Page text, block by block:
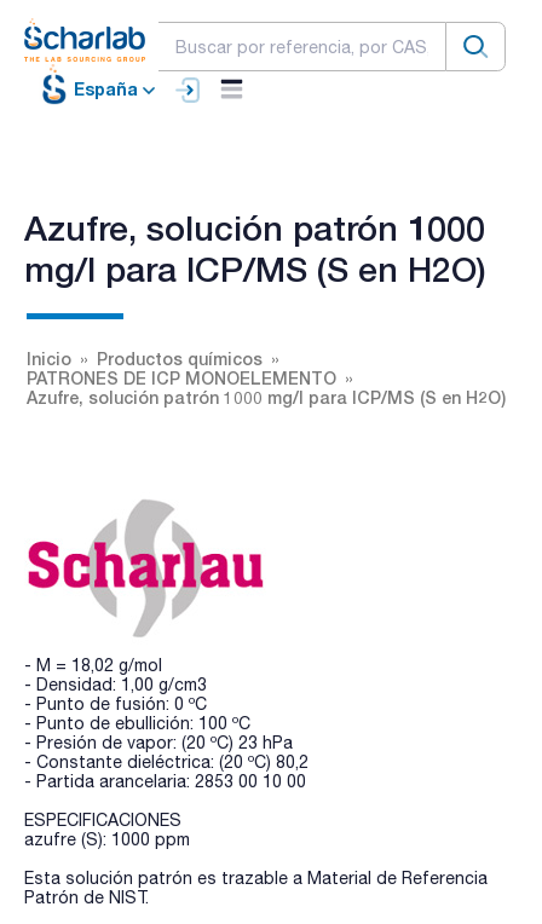
España
Azufre, solución patrón 1000
mg/l para ICP/MS (S en H2O)
Inicio
Productos químicos
PATRONES DE ICP MONOELEMENTO
Azufre, solución patrón 1000 mg/l para ICP/MS (S en H2O)
- M = 18,02 g/mol
- Densidad: 1,00 g/cm3
- Punto de fusión: 0 ºC
- Punto de ebullición: 100 ºC
- Presión de vapor: (20 ºC) 23 hPa
- Constante dieléctrica: (20 ºC) 80,2
- Partida arancelaria: 2853 00 10 00
ESPECIFICACIONES
azufre (S): 1000 ppm
Esta solución patrón es trazable a Material de Referencia
Patrón de NIST.